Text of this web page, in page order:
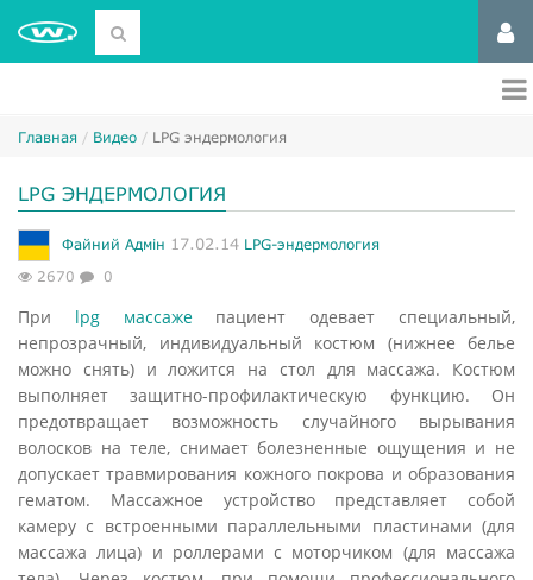
Главная Видео LPG эндермология
LPG ЭНДЕРМОЛОГИЯ
Файний Адмін 17.02.14 LPG-эндермология
2670
0
При lpg массажепациент одевает специальный,
непрозрачный, индивидуальный костюм (нижнее белье
можно снять) и ложится на стол для массажа. Костюм
выполняет защитно-профилактическую функцию. Он
предотвращает возможность случайного вырывания
волосков на теле, снимает болезненные ощущения и не
допускает травмирования кожного покрова и образования
гематом. Массажное устройство представляет собой
камеру с встроенными параллельными пластинами (для
массажа лица) и роллерами с моторчиком (для массажа